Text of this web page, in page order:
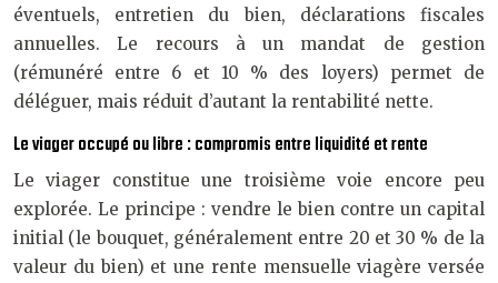
éventuels, entretien du bien, déclarations fiscales
annuelles. Le recours à un mandat de gestion
(rémunéré entre 6 et 10 % des loyers) permet de
déléguer, mais réduit d’autant la rentabilité nette.
Le viager occupé ou libre : compromis entre liquidité et rente
Le viager constitue une troisième voie encore peu
explorée. Le principe : vendre le bien contre un capital
initial (le bouquet, généralement entre 20 et 30 % de la
valeur du bien) et une rente mensuelle viagère versée